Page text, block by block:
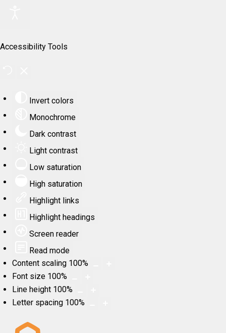
Accessibility Tools
Invert colors
Monochrome
Dark contrast
Light contrast
Low saturation
High saturation
Highlight links
Highlight headings
Screen reader
Read mode
Content scaling 100%
Font size 100%
Line height 100%
Letter spacing 100%